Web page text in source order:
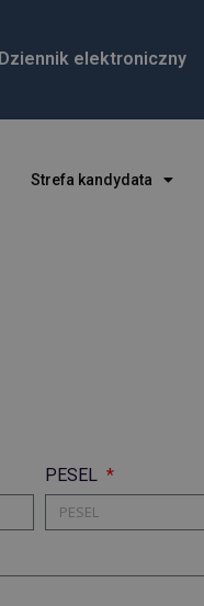
Dziennik elektroniczny
Strefa kandydata
PESEL